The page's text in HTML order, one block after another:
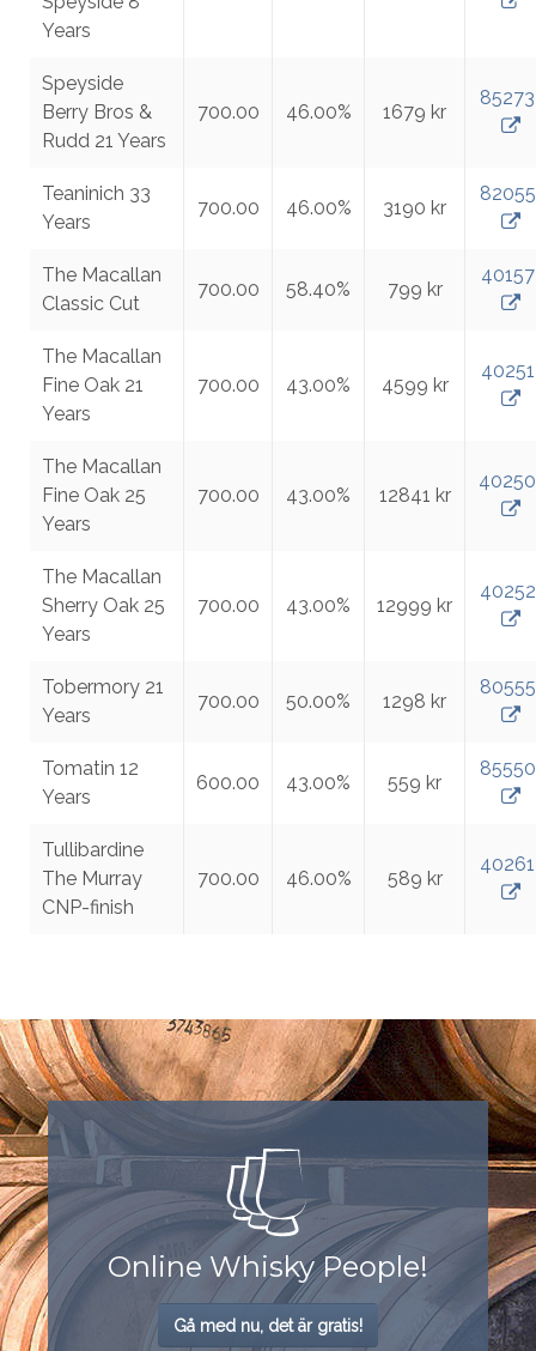
Years
Speyside
Berry Bros &
Rudd 21 Years
700.00 46.00% 1679 kr
85273
Teaninich 33
Years
700.00 46.00% 3190 kr
82055
The Macallan
Classic Cut
700.00 58.40% 799 kr
40157
The Macallan
Fine Oak 21
Years
700.00 43.00% 4599 kr
40251
The Macallan
Fine Oak 25
Years
700.00 43.00% 12841 kr
40250
The Macallan
Sherry Oak 25
Years
700.00 43.00% 12999 kr
40252
Tobermory 21
Years
700.00 50.00% 1298 kr
80555
Tomatin 12
Years
600.00 43.00% 559 kr
85550
Tullibardine
The Murray
CNP-finish
700.00 46.00% 589 kr
40261
Online Whisky People!
Gå med nu, det är gratis!